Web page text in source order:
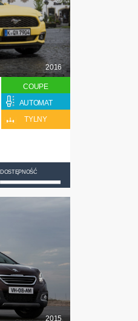
2016
COUPE
AUTOMAT
TYLNY
DOSTĘPNOŚĆ
2015